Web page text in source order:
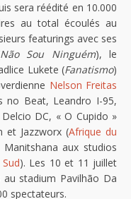
sera réédité en 10.000
au total écoulés au
featurings avec ses
Não Sou Ninguém), le
Lukete (Fanatismo)
Nelson Freitas
no Beat, Leandro I-95,
DC, « O Cupido »
et Jazzworx (Afrique du
aux studios
). Les 10 et 11 juillet
stadium Pavilhão Da
spectateurs.